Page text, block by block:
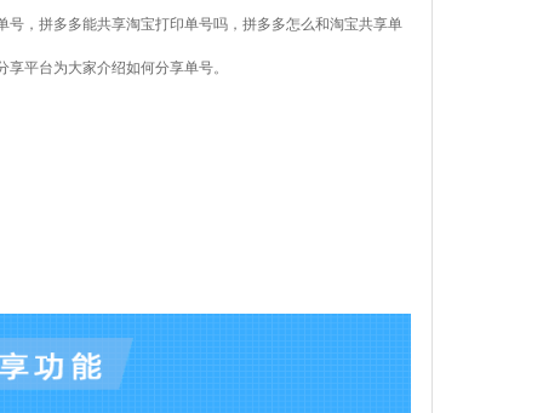
小红书
，拼多多能共享淘宝打印单号吗，拼多多怎么和淘宝共享单
平台为大家介绍如何分享单号。